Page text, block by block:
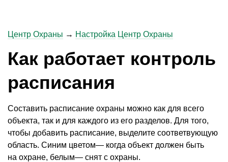
Центр Охраны → Настройка Центр Охраны
Как работает контроль
расписания
Составить расписание охраны можно как для всего
объекта, так и для каждого из его разделов. Для того,
чтобы добавить расписание, выделите соответвующую
область. Синим цветом— когда объект должен быть
на охране, белым— снят с охраны.